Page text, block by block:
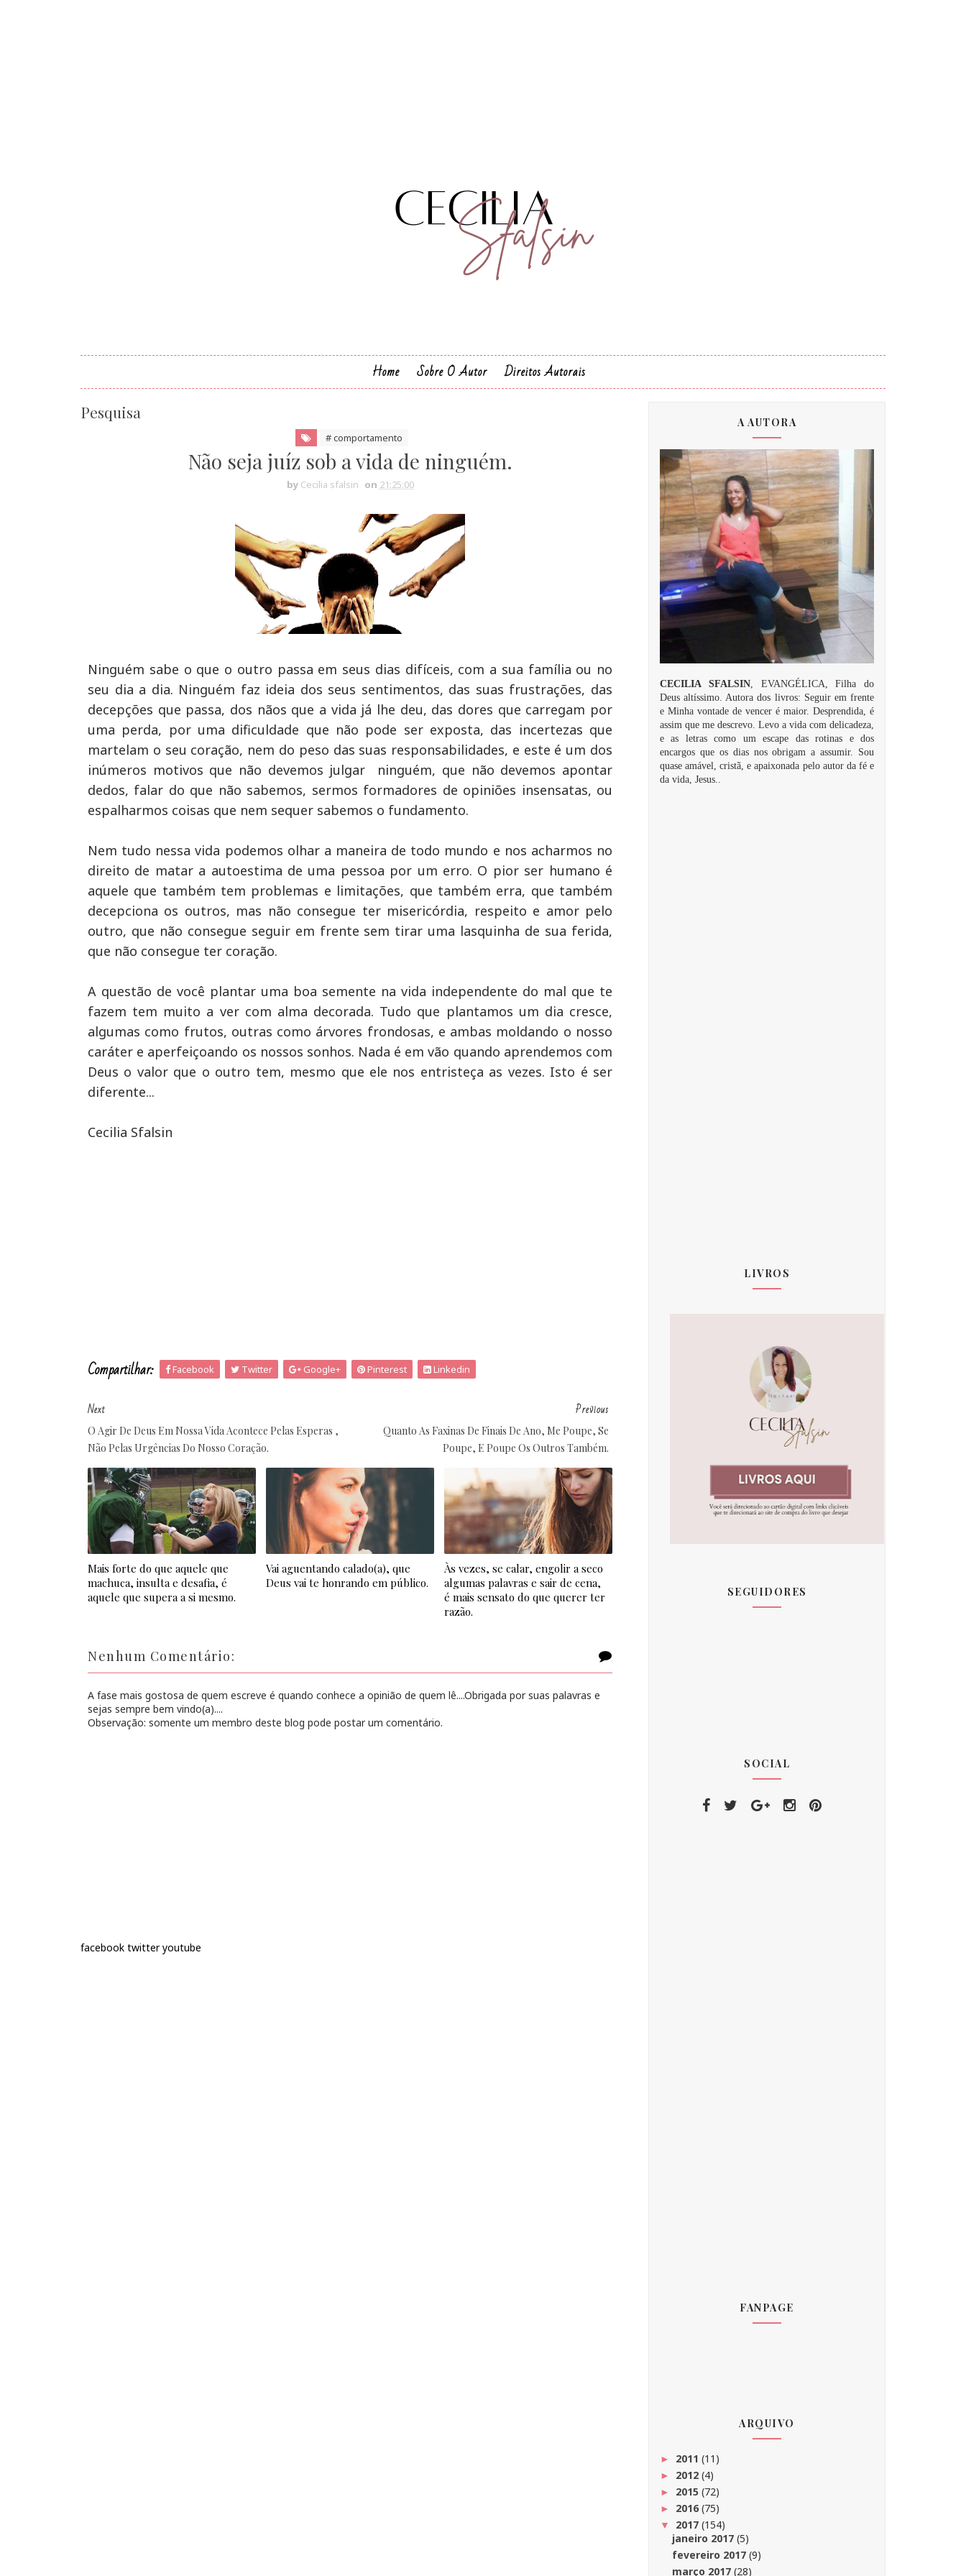
Home Sobre O Autor Direitos Autorais
Pesquisa
# comportamento
Não seja juíz sob a vida de ninguém.
by Cecilia sfalsin on 21:25:00
Ninguém sabe o que o outro passa em seus dias difíceis, com a sua família ou no
seu dia a dia. Ninguém faz ideia dos seus sentimentos, das suas frustrações, das
decepções que passa, dos nãos que a vida já lhe deu, das dores que carregam por
uma perda, por uma dificuldade que não pode ser exposta, das incertezas que
martelam o seu coração, nem do peso das suas responsabilidades, e este é um dos
inúmeros motivos que não devemos julgar ninguém, que não devemos apontar
dedos, falar do que não sabemos, sermos formadores de opiniões insensatas, ou
espalharmos coisas que nem sequer sabemos o fundamento.
Nem tudo nessa vida podemos olhar a maneira de todo mundo e nos acharmos no
direito de matar a autoestima de uma pessoa por um erro. O pior ser humano é
aquele que também tem problemas e limitações, que também erra, que também
decepciona os outros, mas não consegue ter misericórdia, respeito e amor pelo
outro, que não consegue seguir em frente sem tirar uma lasquinha de sua ferida,
que não consegue ter coração.
A questão de você plantar uma boa semente na vida independente do mal que te
fazem tem muito a ver com alma decorada. Tudo que plantamos um dia cresce,
algumas como frutos, outras como árvores frondosas, e ambas moldando o nosso
caráter e aperfeiçoando os nossos sonhos. Nada é em vão quando aprendemos com
Deus o valor que o outro tem, mesmo que ele nos entristeça as vezes. Isto é ser
diferente...
Cecilia Sfalsin
Compartilhar: Facebook Twitter Google+ Pinterest Linkedin
Next
O Agir De Deus Em Nossa Vida Acontece Pelas Esperas ,
Não Pelas Urgências Do Nosso Coração.
Previous
Quanto As Faxinas De Finais De Ano, Me Poupe, Se
Poupe, E Poupe Os Outros Também.
Mais forte do que aquele que
machuca, insulta e desafia, é
aquele que supera a si mesmo.
Vai aguentando calado(a), que
Deus vai te honrando em público.
Às vezes, se calar, engolir a seco
algumas palavras e sair de cena,
é mais sensato do que querer ter
razão.
Nenhum Comentário:
A fase mais gostosa de quem escreve é quando conhece a opinião de quem lê....Obrigada por suas palavras e
sejas sempre bem vindo(a)....
Observação: somente um membro deste blog pode postar um comentário.
facebook twitter youtube
A AUTORA
CECILIA SFALSIN, EVANGÉLICA, Filha do
Deus altíssimo. Autora dos livros: Seguir em frente
e Minha vontade de vencer é maior. Desprendida, é
assim que me descrevo. Levo a vida com delicadeza,
e as letras como um escape das rotinas e dos
encargos que os dias nos obrigam a assumir. Sou
quase amável, cristã, e apaixonada pelo autor da fé e
da vida, Jesus..
LIVROS
SEGUIDORES
SOCIAL
FANPAGE
ARQUIVO
► 2011 (11)
► 2012 (4)
► 2015 (72)
► 2016(75)
▼ 2017 (154)
janeiro 2017 (5)
fevereiro 2017 (9)
março 2017 (28)